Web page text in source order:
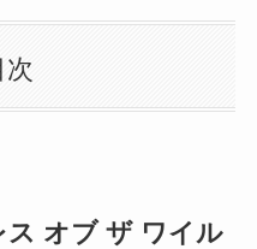
次
ス オブ ザ ワイル